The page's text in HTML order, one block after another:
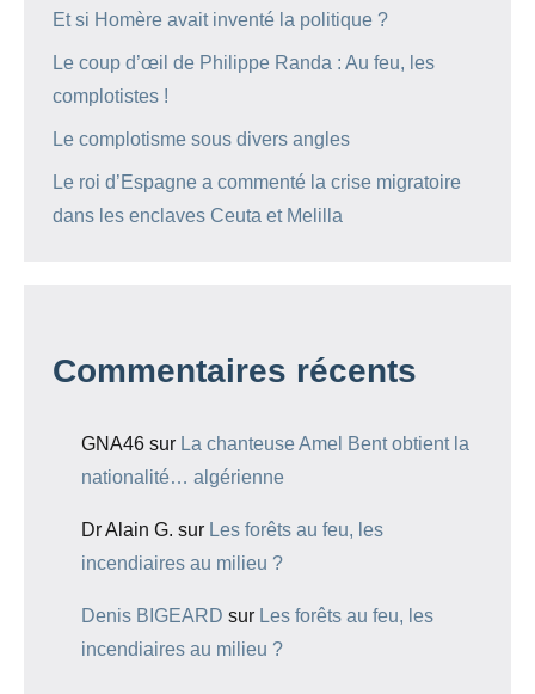
Et si Homère avait inventé la politique ?
Le coup d’œil de Philippe Randa : Au feu, les
complotistes !
Le complotisme sous divers angles
Le roi d’Espagne a commenté la crise migratoire
dans les enclaves Ceuta et Melilla
Commentaires récents
GNA46 sur La chanteuse Amel Bent obtient la
nationalité… algérienne
Dr Alain G. sur Les forêts au feu, les
incendiaires au milieu ?
Denis BIGEARD sur Les forêts au feu, les
incendiaires au milieu ?